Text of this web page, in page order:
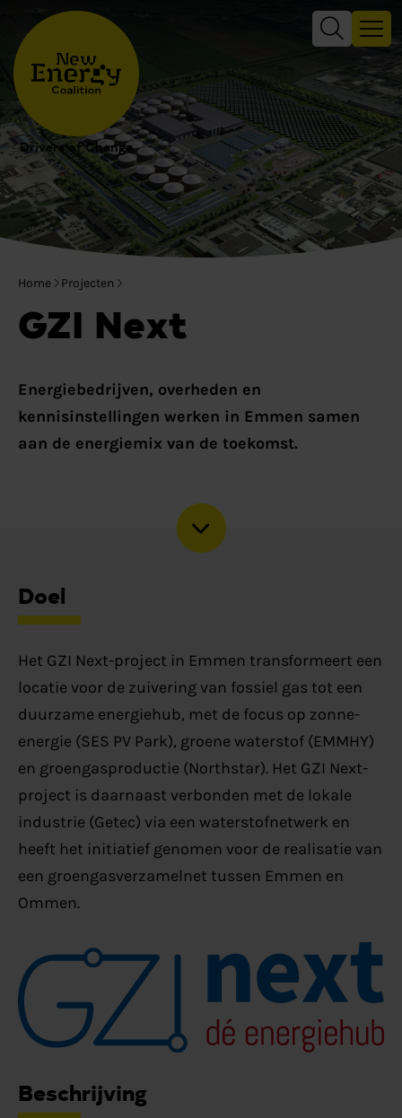
Drivers of Change
Home Projecten
GZI Next
Energiebedrijven, overheden en
kennisinstellingen werken in Emmen samen
aan de energiemix van de toekomst.
Doel
Het GZI Next-project in Emmen transformeert een
locatie voor de zuivering van fossiel gas tot een
duurzame energiehub, met de focus op zonne-
energie (SES PV Park), groene waterstof (EMMHY)
en groengasproductie (Northstar). Het GZI Next-
project is daarnaast verbonden met de lokale
industrie (Getec) via een waterstofnetwerk en
heeft het initiatief genomen voor de realisatie van
een groengasverzamelnet tussen Emmen en
Ommen.
Beschrijving